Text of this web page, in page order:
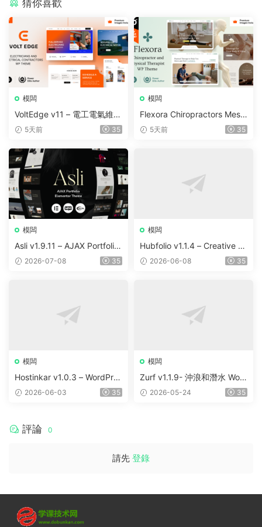
猜你喜歡
模闆
VoltEdge v11 – 電工電氣維修
WordPress 主題
5天前 35
模闆
Flexora Chiropractors Mess
age and Physical Therapist
5天前 35
模闆
Asli v1.9.11 – AJAX Portfolio
Elementor WordPress Them
2026-07-08 35
模闆
Hubfolio v1.1.4 – Creative P
ortfolio & Digital Agency Wo
2026-06-08 35
模闆
Hostinkar v1.0.3 – WordPres
s & WHMCS 主題
2026-06-03 35
模闆
Zurf v1.1.9- 沖浪和潛水 Wor
dPress主題
2026-05-24 35
評論 0
請先 登錄